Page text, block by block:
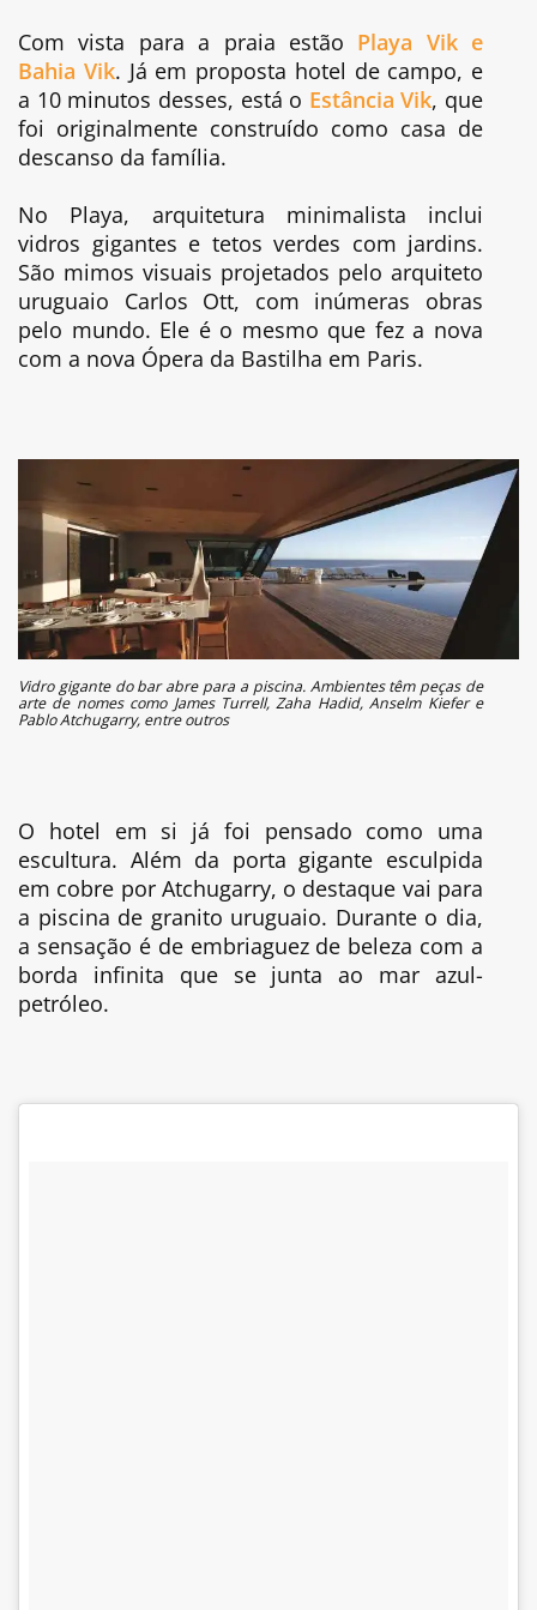
Com vista para a praia estão Playa Vik e
Bahia Vik. Já em proposta hotel de campo, e
a 10 minutos desses, está o Estância Vik, que
foi originalmente construído como casa de
descanso da família.
No Playa, arquitetura minimalista inclui
vidros gigantes e tetos verdes com jardins.
São mimos visuais projetados pelo arquiteto
uruguaio Carlos Ott, com inúmeras obras
pelo mundo. Ele é o mesmo que fez a nova
com a nova Ópera da Bastilha em Paris.
Vidro gigante do bar abre para a piscina. Ambientes têm peças de
arte de nomes como James Turrell, Zaha Hadid, Anselm Kiefer e
Pablo Atchugarry, entre outros
O hotel em si já foi pensado como uma
escultura. Além da porta gigante esculpida
em cobre por Atchugarry, o destaque vai para
a piscina de granito uruguaio. Durante o dia,
a sensação é de embriaguez de beleza com a
borda infinita que se junta ao mar azul-
petróleo.